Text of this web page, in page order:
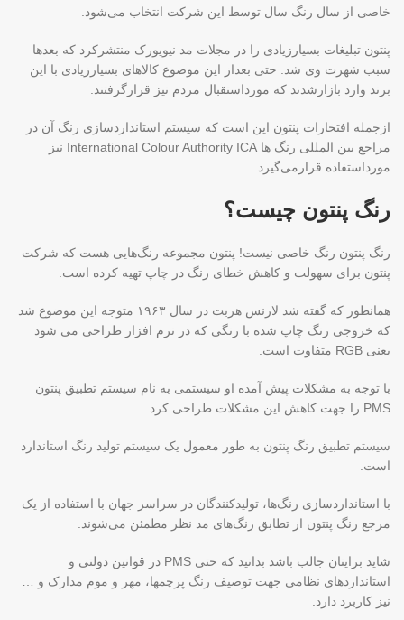
خاصی از سال رنگ سال توسط این شرکت انتخاب می‌شود.
پنتون تبلیغات بسیارزیادی را در مجلات مد نیویورک منتشرکرد که بعدها
سبب شهرت وی شد. حتی بعداز این موضوع کالاهای بسیارزیادی با این
برند وارد بازارشدند که مورداستقبال مردم نیز قرارگرفتند.
ازجمله افتخارات پنتون این است که سیستم استانداردسازی رنگ آن در
مراجع بین المللی رنگ ها International Colour Authority ICA نیز
مورداستفاده قرارمی‌گیرد.
رنگ پنتون چیست؟
رنگ پنتون رنگ خاصی نیست! پنتون مجموعه رنگ‌هایی هست که شرکت
پنتون برای سهولت و کاهش خطای رنگ در چاپ تهیه کرده است.
همانطور که گفته شد لارنس هربت در سال ۱۹۶۳ متوجه این موضوع شد
که خروجی رنگ چاپ شده با رنگی که در نرم افزار طراحی می شود
یعنی RGB متفاوت است.
با توجه به مشکلات پیش آمده او سیستمی به نام سیستم تطبیق پنتون
PMS را جهت کاهش این مشکلات طراحی کرد.
سیستم تطبیق رنگ پنتون به طور معمول یک سیستم تولید رنگ استاندارد
است.
با استانداردسازی رنگ‌ها، تولیدکنندگان در سراسر جهان با استفاده از یک
مرجع رنگ پنتون از تطابق رنگ‌های مد نظر مطمئن می‌شوند.
شاید برایتان جالب باشد بدانید که حتی PMS در قوانین دولتی و
استانداردهای نظامی جهت توصیف رنگ پرچمها، مهر و موم مدارک و …
نیز کاربرد دارد.